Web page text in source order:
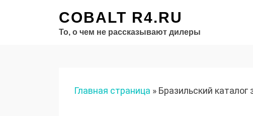
COBALT R4.RU
То, о чем не рассказывают дилеры
Главная страница » Бразильский каталог